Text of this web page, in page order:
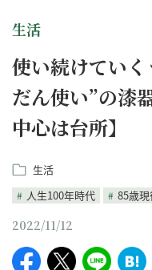
生活
使い続けてい
だん使い”の漆
中心は台所】
生活
人生100年時代
85歳
2022/11/12